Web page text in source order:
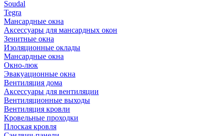
Soudal
Tegra
Мансардные окна
Аксессуары для мансардных окон
Зенитные окна
Изоляционные оклады
Мансардные окна
Окно-люк
Эвакуационные окна
Вентиляция дома
Аксессуары для вентиляции
Вентиляционные выходы
Вентиляция кровли
Кровельные проходки
Плоская кровля